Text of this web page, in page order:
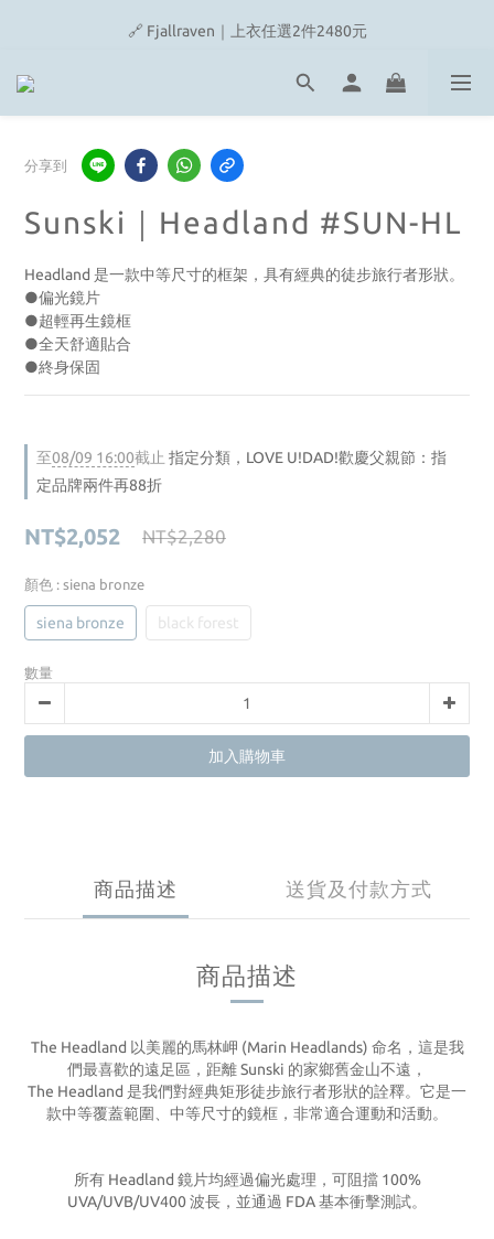
🔗 Snow Peak｜歡慶父親節滿4500即贈品牌方巾
🔗 Fjallraven｜上衣任選2件2480元
🎉On/HOKA 新品陸續上架
分享到
Sunski｜Headland #SUN-HL
Headland 是一款中等尺寸的框架，具有經典的徒步旅行者形狀。
●偏光鏡片
●超輕再生鏡框
●全天舒適貼合
●終身保固
至08/09 16:00截止 指定分類，LOVE U!DAD!歡慶父親節：指
定品牌兩件再88折
NT$2,052 NT$2,280
顏色 : siena bronze
siena bronze black forest
數量
加入購物車
商品描述 送貨及付款方式
商品描述
The Headland 以美麗的馬林岬 (Marin Headlands) 命名，這是我
們最喜歡的遠足區，距離 Sunski 的家鄉舊金山不遠，
The Headland 是我們對經典矩形徒步旅行者形狀的詮釋。它是一
款中等覆蓋範圍、中等尺寸的鏡框，非常適合運動和活動。
所有 Headland 鏡片均經過偏光處理，可阻擋 100%
UVA/UVB/UV400 波長，並通過 FDA 基本衝擊測試。